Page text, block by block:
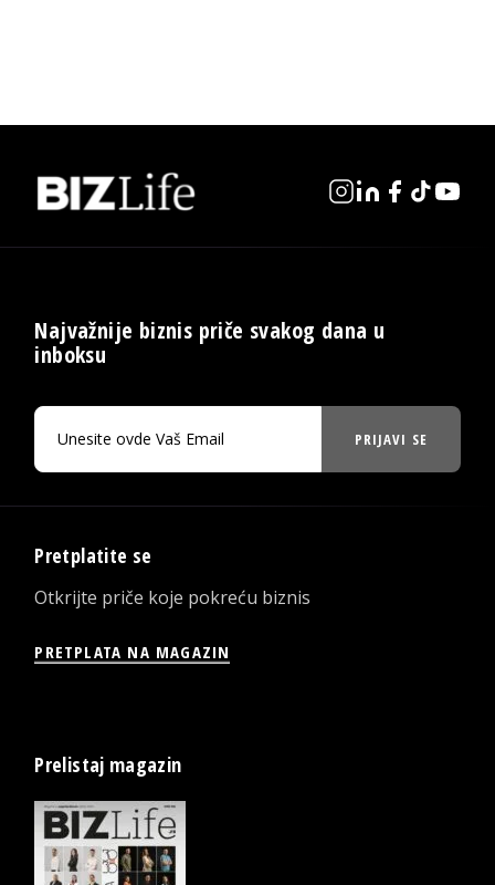
Najvažnije biznis priče svakog dana u
inboksu
PRIJAVI SE
Pretplatite se
Otkrijte priče koje pokreću biznis
PRETPLATA NA MAGAZIN
Prelistaj magazin